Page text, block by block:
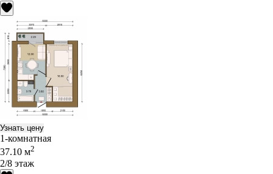
Узнать цену
1-комнатная
37.10 м2
2/8 этаж